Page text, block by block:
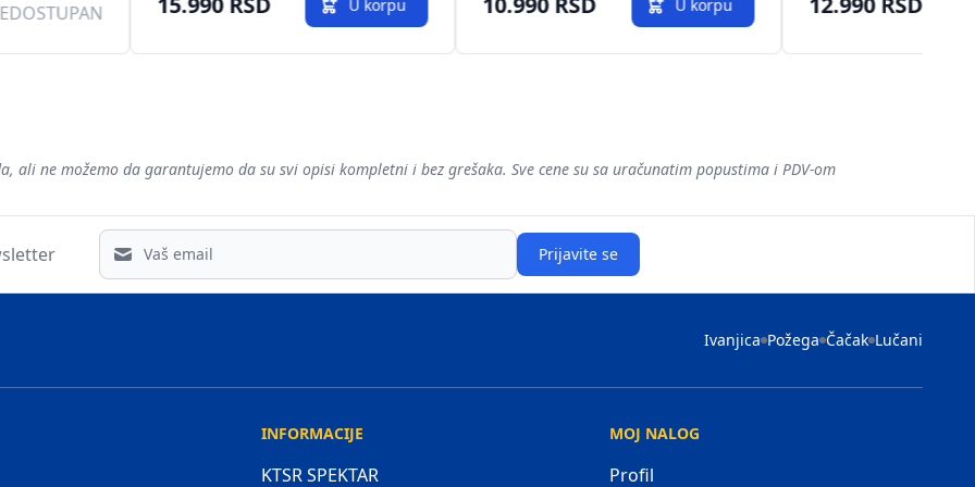
U korpu U korpu
ne možemo da garantujemo da su svi opisi kompletni i bez grešaka. Sve cene su sa uračunatim popustima i PDV-om
Email address
Prijavite se
Ivanjica Požega Čačak Lučani
INFORMACIJE
KTSR SPEKTAR
MOJ NALOG
Profil